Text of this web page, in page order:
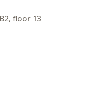
floor 13